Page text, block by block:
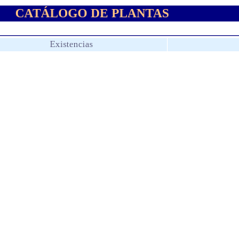
CATÁLOGO DE PLANTAS
Existencias